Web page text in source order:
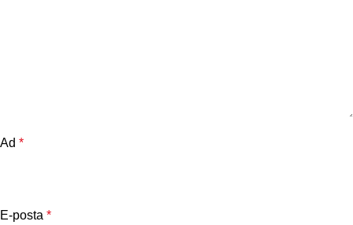
Ad *
E-posta *